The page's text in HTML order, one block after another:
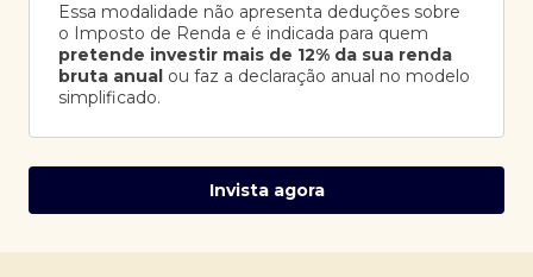
Essa modalidade não apresenta deduções sobre
o Imposto de Renda e é indicada para quem
pretende investir mais de 12% da sua renda
bruta anual ou faz a declaração anual no modelo
simplificado.
Invista agora